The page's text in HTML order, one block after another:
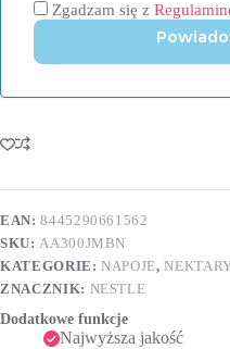
Zgadzam się z
EAN:8445290661562
SKU:AA300JMBN
KATEGORIE:NAPOJE,
ZNACZNIK: NESTLE
Dodatkowe funkcje
Najwyższa jakość